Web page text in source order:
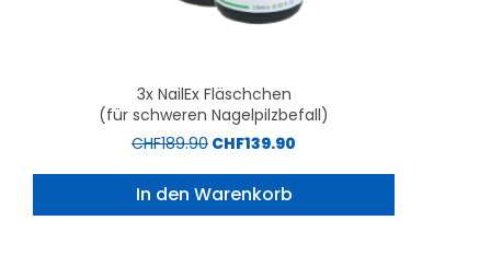
3x NailEx Fläschchen
(für schweren Nagelpilzbefall)
CHF189.90 CHF139.90
In den Warenkorb